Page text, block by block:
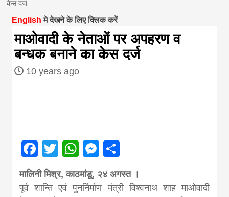
magazine of
Nepal brings
news in hindi
केस दर्ज
English मे देखने के लिए क्लिक करें
माओवादी के नेताओं पर अपहरण व
बन्धक बनाने का केस दर्ज
10 years ago
Facebook
Twitter
WhatsApp
Messenger
मालिनी मिश्र, काठमांडू, २४ अगस्त ।
पूर्व शान्ति एवं पुनर्निर्माण मंत्री विश्वनाथ शाह माओवादी